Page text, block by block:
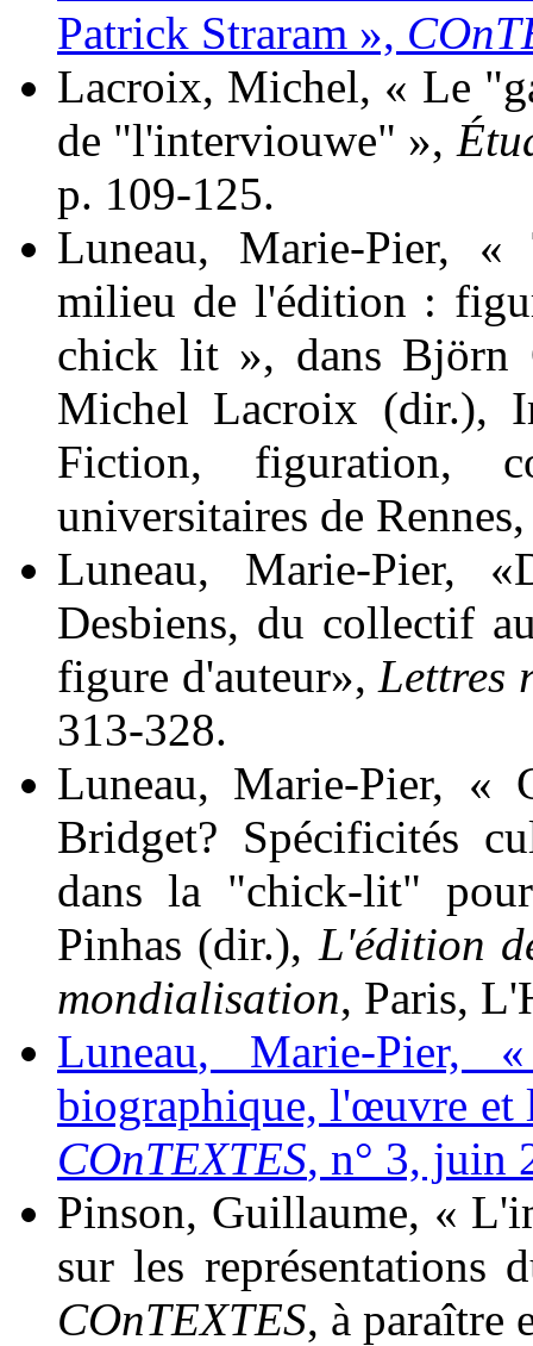
Patrick Straram »,
Lacroix, Michel, « Le
de "l'interviouwe" »,
p. 109-125.
Luneau, Marie-Pier, «
milieu de l'édition :
chick lit », dans
Michel Lacroix (dir.),
Fiction, figuration,
universitaires de
Luneau, Marie-Pier,
Desbiens, du collectif
figure d'auteur»,Lettres
313-328.
Luneau, Marie-Pier, «
Bridget? Spécificités
dans la "chick-lit"
Pinhas (dir.), L'édition
mondialisation, Paris,
Luneau, Marie-Pier,
biographique, l'œuvre et
COnTEXTES, n° 3, juin
Pinson, Guillaume, «
sur les représentations
COnTEXTES, à paraître